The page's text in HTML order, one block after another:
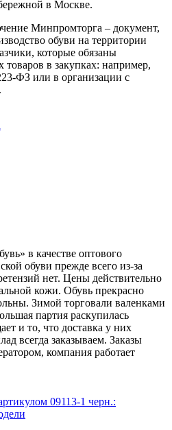
в Москве.
Минпромторга – документ,
обуви на территории
которые обязаны
в закупках: например,
ФЗ или в организации с
в качестве оптового
обуви прежде всего из-за
нет. Цены действительно
кожи. Обувь прекрасно
Зимой торговали валенками
партия раскупилась
и то, что доставка у них
всегда заказываем. Заказы
компания работает
09113-1 черн.: